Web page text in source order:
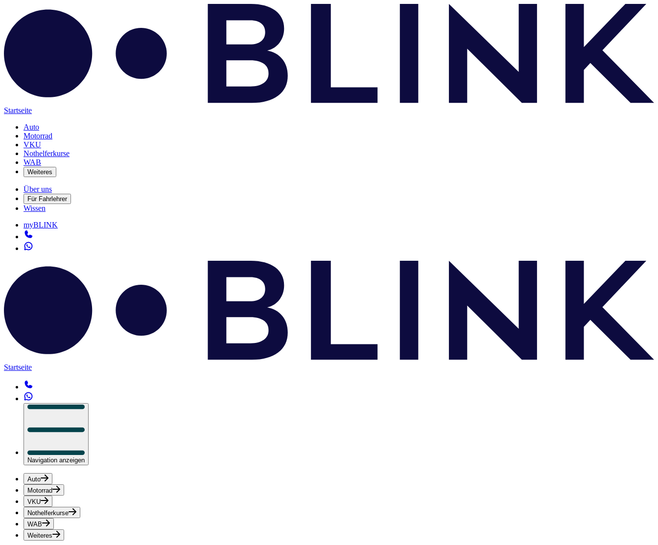
Startseite
Auto
Motorrad
VKU
Nothelferkurse
WAB
Weiteres
Über uns
Für Fahrlehrer
Wissen
myBLINK
Startseite
Navigation anzeigen
Auto
Motorrad
VKU
Nothelferkurse
WAB
Weiteres